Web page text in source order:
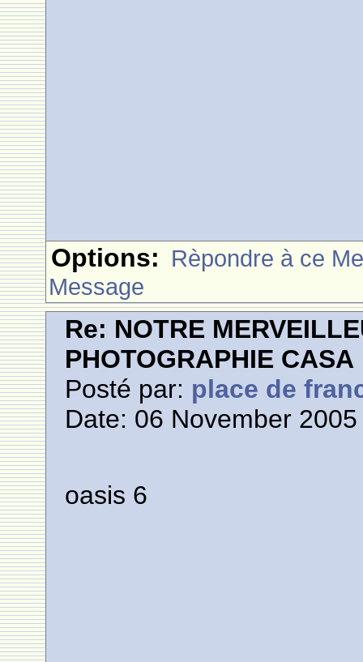
Options: Rèpondre à ce
Message
Re: NOTRE
PHOTOGRAPHIE CASA
Posté par: place de
Date: 06 November
oasis 6